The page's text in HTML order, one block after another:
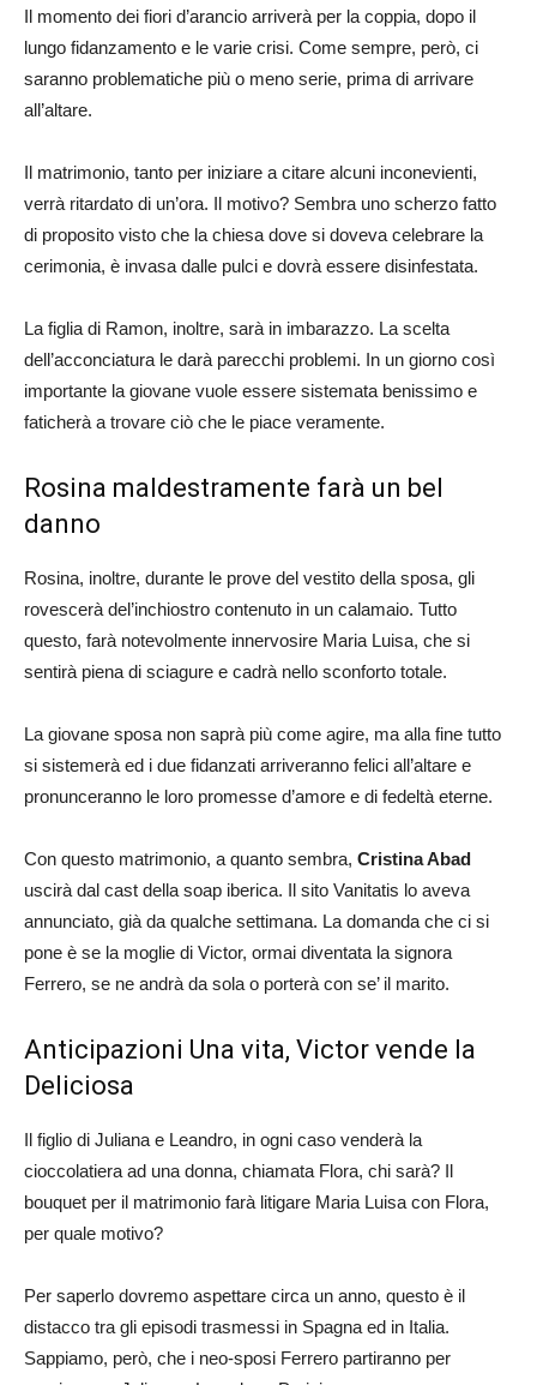
Il momento dei fiori d’arancio arriverà per la coppia, dopo il
lungo fidanzamento e le varie crisi. Come sempre, però, ci
saranno problematiche più o meno serie, prima di arrivare
all’altare.
Il matrimonio, tanto per iniziare a citare alcuni inconevienti,
verrà ritardato di un’ora. Il motivo? Sembra uno scherzo fatto
di proposito visto che la chiesa dove si doveva celebrare la
cerimonia, è invasa dalle pulci e dovrà essere disinfestata.
La figlia di Ramon, inoltre, sarà in imbarazzo. La scelta
dell’acconciatura le darà parecchi problemi. In un giorno così
importante la giovane vuole essere sistemata benissimo e
faticherà a trovare ciò che le piace veramente.
Rosina maldestramente farà un bel
danno
Rosina, inoltre, durante le prove del vestito della sposa, gli
rovescerà del’inchiostro contenuto in un calamaio. Tutto
questo, farà notevolmente innervosire Maria Luisa, che si
sentirà piena di sciagure e cadrà nello sconforto totale.
La giovane sposa non saprà più come agire, ma alla fine tutto
si sistemerà ed i due fidanzati arriveranno felici all’altare e
pronunceranno le loro promesse d’amore e di fedeltà eterne.
Con questo matrimonio, a quanto sembra, Cristina Abad
uscirà dal cast della soap iberica. Il sito Vanitatis lo aveva
annunciato, già da qualche settimana. La domanda che ci si
pone è se la moglie di Victor, ormai diventata la signora
Ferrero, se ne andrà da sola o porterà con se’ il marito.
Anticipazioni Una vita, Victor vende la
Deliciosa
Il figlio di Juliana e Leandro, in ogni caso venderà la
cioccolatiera ad una donna, chiamata Flora, chi sarà? Il
bouquet per il matrimonio farà litigare Maria Luisa con Flora,
per quale motivo?
Per saperlo dovremo aspettare circa un anno, questo è il
distacco tra gli episodi trasmessi in Spagna ed in Italia.
Sappiamo, però, che i neo-sposi Ferrero partiranno per